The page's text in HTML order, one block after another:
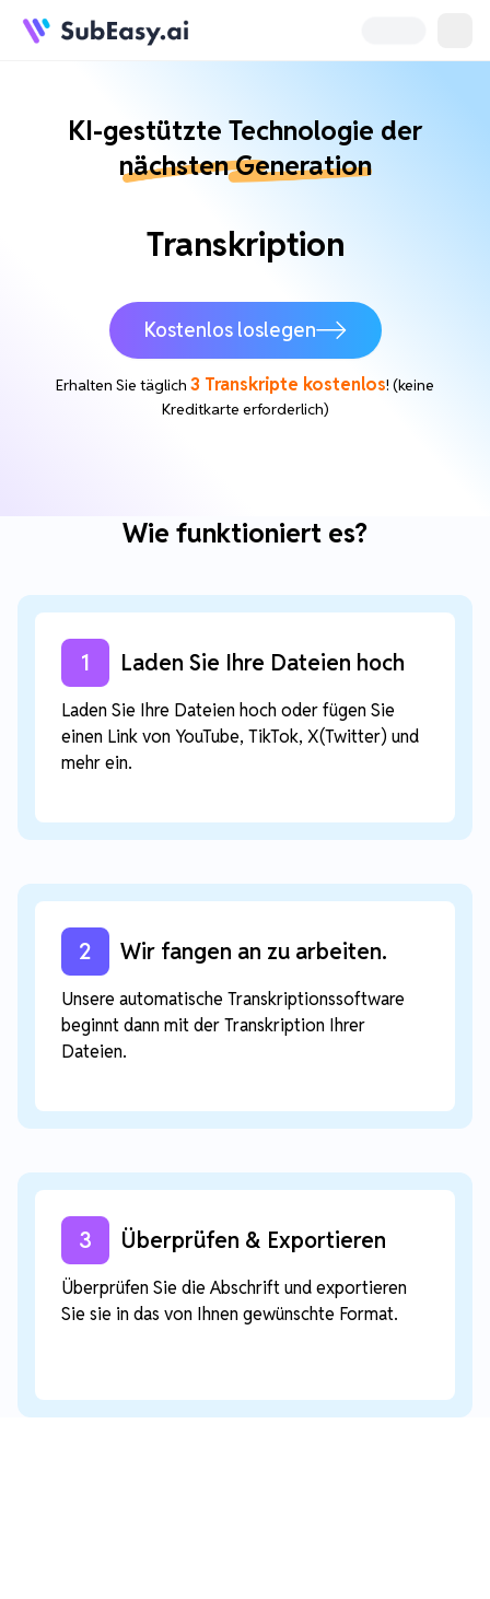
KI-gestützte Technologie der
nächsten Generation
Transkription
Kostenlos loslegen
Erhalten Sie täglich 3 Transkripte kostenlos! (keine
Kreditkarte erforderlich)
Wie funktioniert es?
1 Laden Sie Ihre Dateien hoch
Laden Sie Ihre Dateien hoch oder fügen Sie
einen Link von YouTube, TikTok, X(Twitter) und
mehr ein.
2 Wir fangen an zu arbeiten.
Unsere automatische Transkriptionssoftware
beginnt dann mit der Transkription Ihrer
Dateien.
3 Überprüfen & Exportieren
Überprüfen Sie die Abschrift und exportieren
Sie sie in das von Ihnen gewünschte Format.